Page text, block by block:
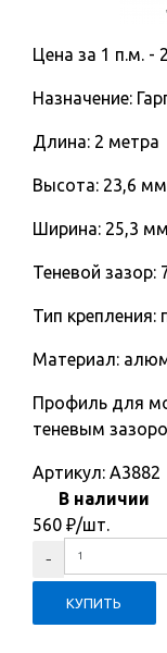
Цена за 1 п.м. -
Назначение:
Длина: 2 метра
Высота: 23,6 мм
Ширина: 25,3 мм
Теневой зазор:
Тип крепления:
Материал:
Профиль для
теневым
Артикул: A3882
В наличии
560 ₽/шт.